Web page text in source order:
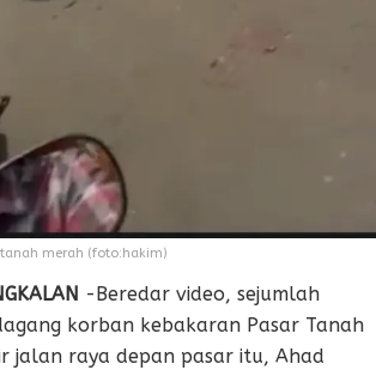
merah (foto:hakim)
-Beredar video, sejumlah
korban kebakaran Pasar Tanah
jalan raya depan pasar itu, Ahad